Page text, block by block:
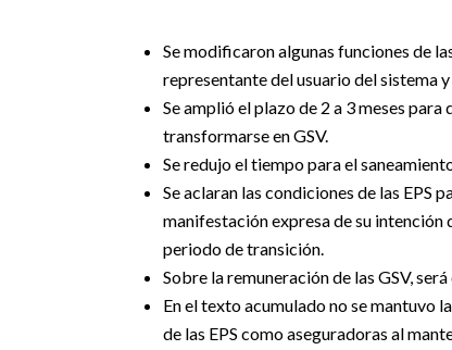
Se modificaron algunas funciones de
representante del usuario del sistema
Se amplió el plazo de 2 a 3 meses
transformarse en GSV.
Se redujo el tiempo para el
Se aclaran las condiciones de las EPS
manifestación expresa de su intención
periodo de transición.
Sobre la remuneración de las GSV,
En el texto acumulado no se mantuvo
de las EPS como aseguradoras al